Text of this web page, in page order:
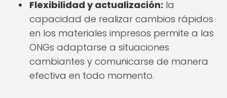
Flexibilidad y actualización: la
capacidad de realizar cambios rápidos
en los materiales impresos permite a las
ONGs adaptarse a situaciones
cambiantes y comunicarse de manera
efectiva en todo momento.